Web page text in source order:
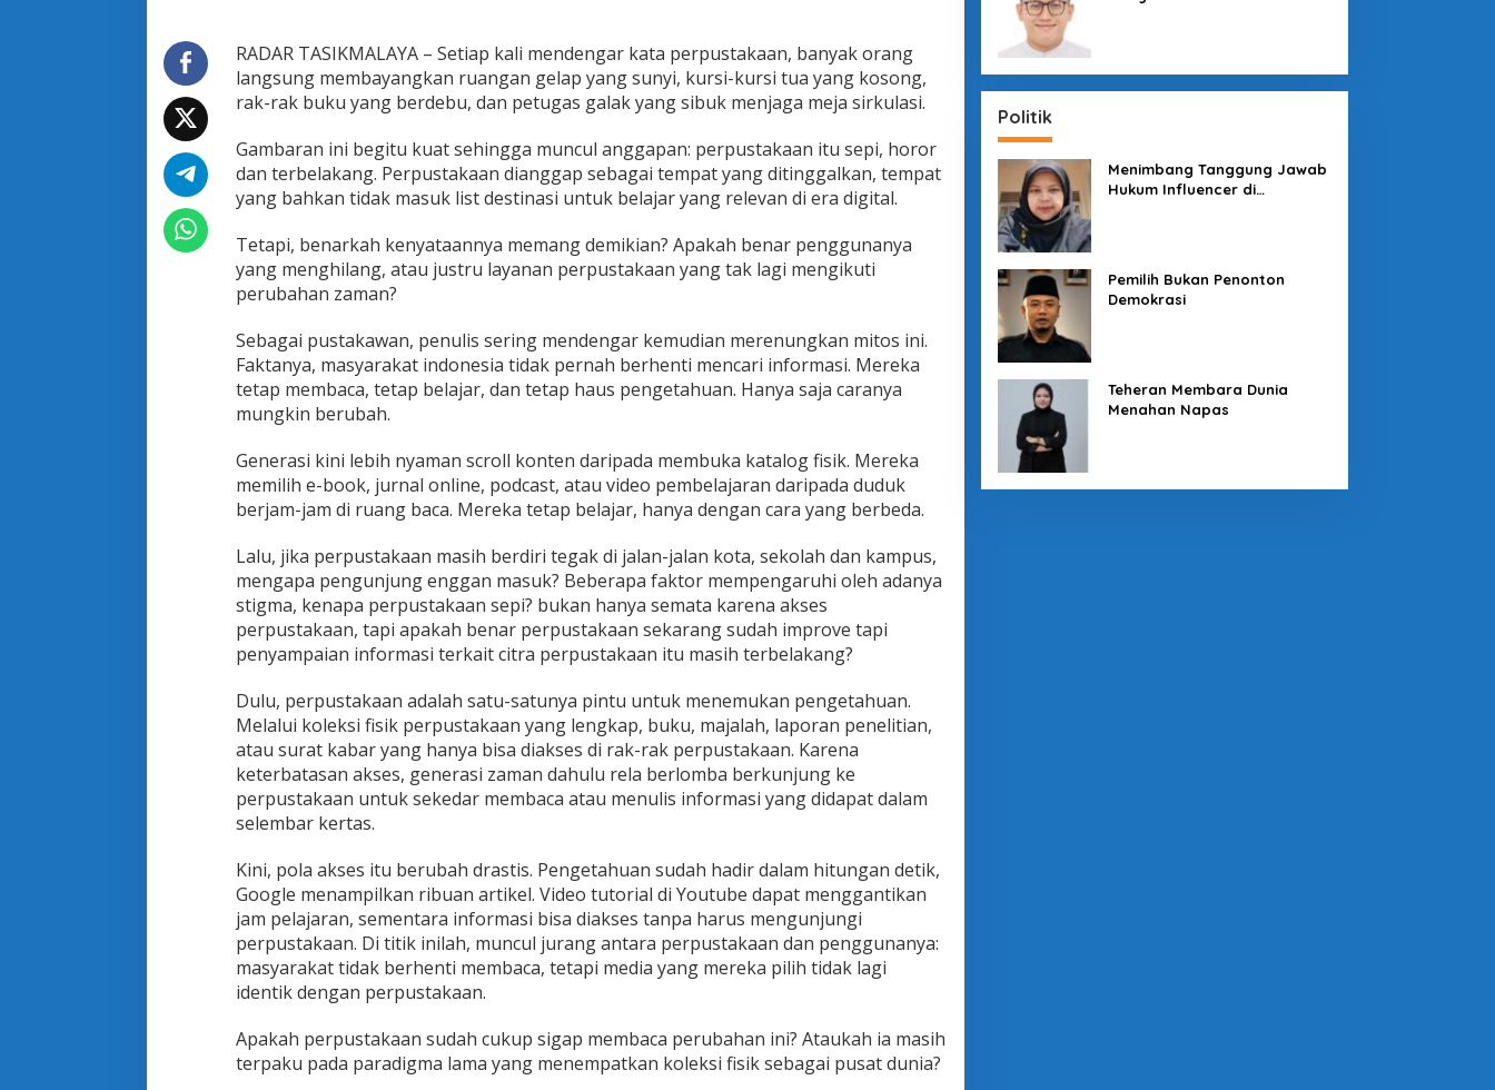
a
P
e
g
g
n
y
a
n
i
l
a
n
a
t
a
L
a
y
a
n
a
a
n
g
T
d
a
B
e
u
b
a
h
?
RADAR TASIKMALAYA – Setiap kali mendengar kata perpustakaan, banyak orang
langsung membayangkan ruangan gelap yang sunyi, kursi-kursi tua yang kosong,
rak-rak buku yang berdebu, dan petugas galak yang sibuk menjaga meja sirkulasi.
Gambaran ini begitu kuat sehingga muncul anggapan: perpustakaan itu sepi, horor
dan terbelakang. Perpustakaan dianggap sebagai tempat yang ditinggalkan, tempat
yang bahkan tidak masuk list destinasi untuk belajar yang relevan di era digital.
Tetapi, benarkah kenyataannya memang demikian? Apakah benar penggunanya
yang menghilang, atau justru layanan perpustakaan yang tak lagi mengikuti
perubahan zaman?
Sebagai pustakawan, penulis sering mendengar kemudian merenungkan mitos ini.
Faktanya, masyarakat indonesia tidak pernah berhenti mencari informasi. Mereka
tetap membaca, tetap belajar, dan tetap haus pengetahuan. Hanya saja caranya
mungkin berubah.
Generasi kini lebih nyaman scroll konten daripada membuka katalog fisik. Mereka
memilih e-book, jurnal online, podcast, atau video pembelajaran daripada duduk
berjam-jam di ruang baca. Mereka tetap belajar, hanya dengan cara yang berbeda.
Lalu, jika perpustakaan masih berdiri tegak di jalan-jalan kota, sekolah dan kampus,
mengapa pengunjung enggan masuk? Beberapa faktor mempengaruhi oleh adanya
stigma, kenapa perpustakaan sepi? bukan hanya semata karena akses
perpustakaan, tapi apakah benar perpustakaan sekarang sudah improve tapi
penyampaian informasi terkait citra perpustakaan itu masih terbelakang?
Dulu, perpustakaan adalah satu-satunya pintu untuk menemukan pengetahuan.
Melalui koleksi fisik perpustakaan yang lengkap, buku, majalah, laporan penelitian,
atau surat kabar yang hanya bisa diakses di rak-rak perpustakaan. Karena
keterbatasan akses, generasi zaman dahulu rela berlomba berkunjung ke
perpustakaan untuk sekedar membaca atau menulis informasi yang didapat dalam
selembar kertas.
Kini, pola akses itu berubah drastis. Pengetahuan sudah hadir dalam hitungan detik,
Google menampilkan ribuan artikel. Video tutorial di Youtube dapat menggantikan
jam pelajaran, sementara informasi bisa diakses tanpa harus mengunjungi
perpustakaan. Di titik inilah, muncul jurang antara perpustakaan dan penggunanya:
masyarakat tidak berhenti membaca, tetapi media yang mereka pilih tidak lagi
identik dengan perpustakaan.
Apakah perpustakaan sudah cukup sigap membaca perubahan ini? Ataukah ia masih
terpaku pada paradigma lama yang menempatkan koleksi fisik sebagai pusat dunia?
Politik
Menimbang Tanggung Jawab
Hukum Influencer di
Pemilih Bukan Penonton
Demokrasi
Teheran Membara Dunia
Menahan Napas